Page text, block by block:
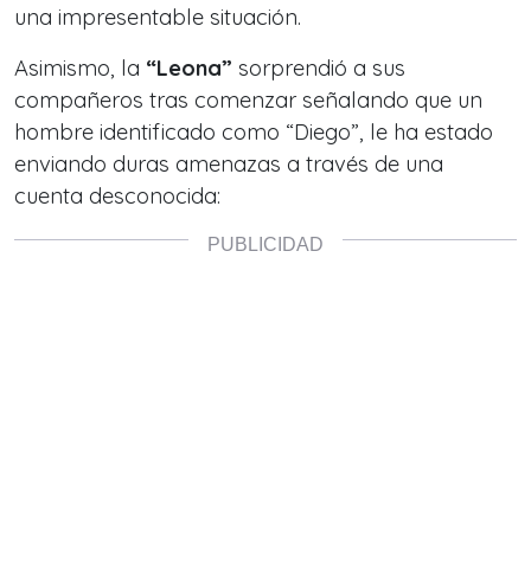
una impresentable situación.
Asimismo, la “Leona” sorprendió a sus
compañeros tras comenzar señalando que un
hombre identificado como “Diego”, le ha estado
enviando duras amenazas a través de una
cuenta desconocida: